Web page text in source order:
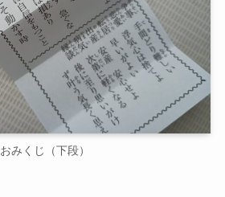
おみくじ（下段）